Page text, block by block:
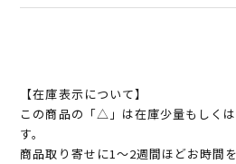
【在庫表示について】
この商品の「△」は在庫少量もしく
す。
商品取り寄せに1～2週間ほどお時間